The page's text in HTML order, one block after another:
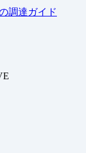
調達ガイド